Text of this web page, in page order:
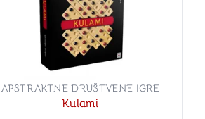
APSTRAKTNE DRUŠTVENE IGRE
Kulami